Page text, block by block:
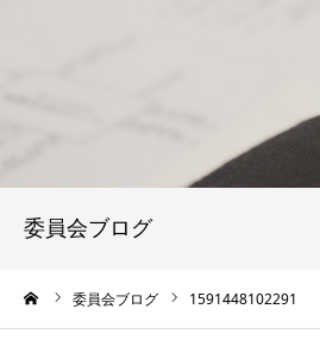
委員会ブログ
委員会ブログ 1591448102291